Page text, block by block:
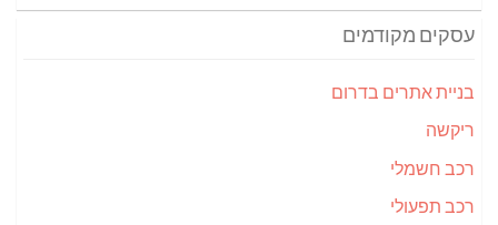
עסקים מקודמים
בניית אתרים בדרום
ריקשה
רכב חשמלי
רכב תפעולי